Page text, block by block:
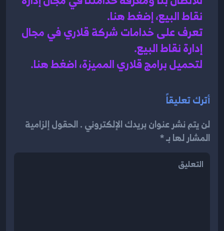
نقاط البيع، إضغط هنا.
إدارة نقاط البيع.
لتحميل برامج قلاري المميزة، اضغط هنا.
أترك تعليقاً
لن يتم نشر عنوان بريدك الإلكتروني . الحقول إلزامية
المشار لها بـ *